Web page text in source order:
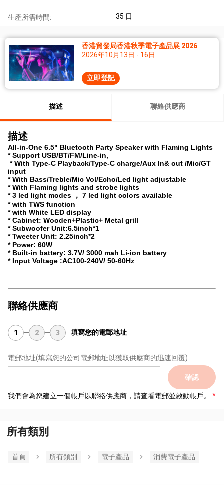
生產所需時間: 35 日
香港貿發局香港秋季電子產品展 2026
2026年10月13日 - 16日
立即登記
描述 聯絡供應商
描述
All-in-One 6.5" Bluetooth Party Speaker with Flaming Lights
* Support USB/BT/FM/Line-in,
* With Type-C Playback/Type-C charge/Aux In& out /Mic/GT
input
* With Bass/Treble/Mic Vol/Echo/Led light adjustable
* With Flaming lights and strobe lights
* 3 led light modes ， 7 led light colors available
* with TWS function
* with White LED display
* Cabinet: Wooden+Plastic+ Metal grill
* Subwoofer Unit:6.5inch*1
* Tweeter Unit: 2.25inch*2
* Power: 60W
* Built-in battery: 3.7V/ 3000 mah Li-ion battery
* Input Voltage :AC100-240V/ 50-60Hz
聯絡供應商
1 2 3 填寫您的電郵地址
電郵地址(填寫您的公司電郵地址以獲取供應商的迅速回覆)
確認
我們會為您建立一個帳戶以聯絡供應商，請查看電郵並啟動帳戶。
所有類別
首頁 所有類別 電子產品 消費電子產品